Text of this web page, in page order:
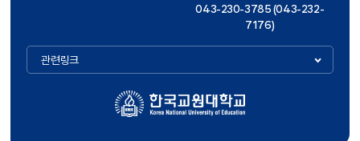
043-230-3785 (043-232-
7176)
관련링크